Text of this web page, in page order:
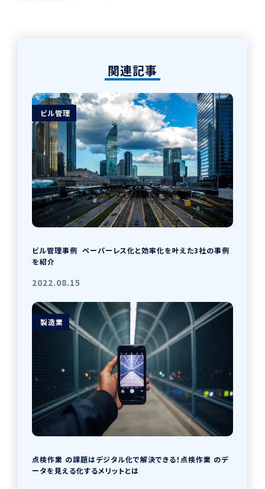
関連記事
ビル管理事例 ペーパーレス化と効率化を叶えた3社の事例
を紹介
ビル管理
2022.08.15
点検作業 の課題はデジタル化で解決できる！点検作業 のデ
ータを見える化するメリットとは
製造業